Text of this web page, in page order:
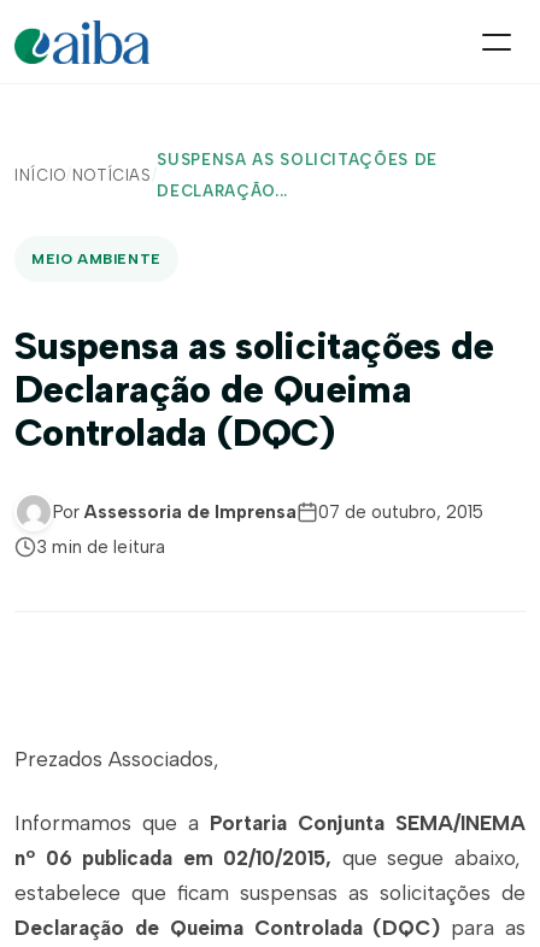
INÍCIO/ NOTÍCIAS /
SUSPENSA AS SOLICITAÇÕES DE
DECLARAÇÃO...
MEIO AMBIENTE
Suspensa as solicitações de
Declaração de Queima
Controlada (DQC)
Por Assessoria de Imprensa
07 de outubro, 2015
3 min de leitura
Prezados Associados,
Informamos que a Portaria Conjunta SEMA/INEMA
nº 06 publicada em 02/10/2015, que segue abaixo,
estabelece que ficam suspensas as solicitações de
Declaração de Queima Controlada (DQC) para as